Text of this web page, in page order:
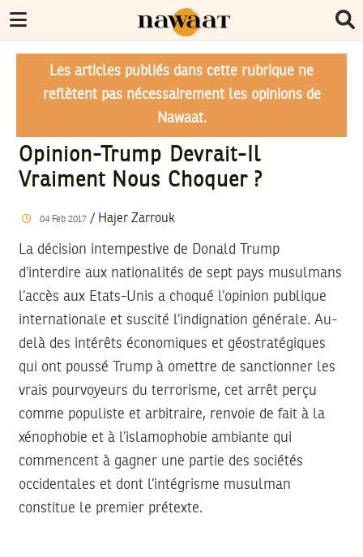
Les articles publiés dans cette rubrique ne
reflètent pas nécessairement les opinions de
Nawaat.
Opinion-Trump Devrait-Il
Vraiment Nous Choquer ?
04 Feb 2017/ Hajer Zarrouk
La décision intempestive de Donald Trump
d’interdire aux nationalités de sept pays musulmans
l’accès aux Etats-Unis a choqué l’opinion publique
internationale et suscité l’indignation générale. Au-
delà des intérêts économiques et géostratégiques
qui ont poussé Trump à omettre de sanctionner les
vrais pourvoyeurs du terrorisme, cet arrêt perçu
comme populiste et arbitraire, renvoie de fait à la
xénophobie et à l’islamophobie ambiante qui
commencent à gagner une partie des sociétés
occidentales et dont l’intégrisme musulman
constitue le premier prétexte.